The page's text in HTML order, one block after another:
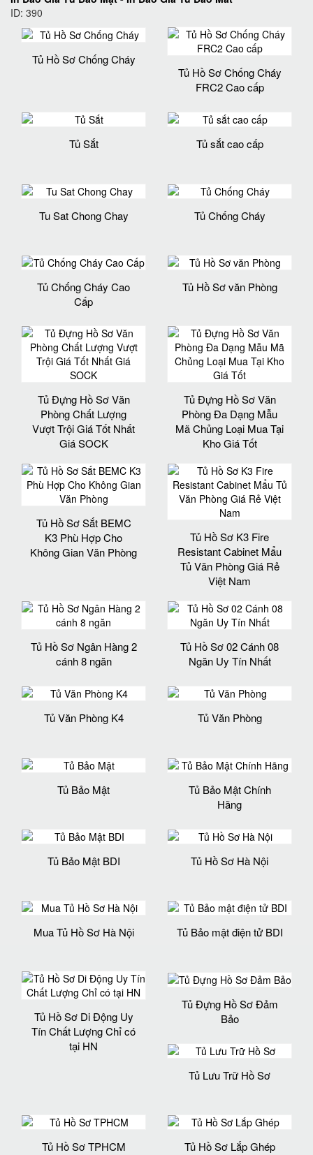
ID: 390
Tủ Hồ Sơ Chống Cháy
Tủ Hồ Sơ Chống Cháy
FRC2 Cao cấp
Tủ Sắt Tủ sắt cao cấp
Tu Sat Chong Chay Tủ Chống Cháy
Tủ Chống Cháy Cao
Cấp
Tủ Hồ Sơ văn Phòng
Tủ Đựng Hồ Sơ Văn
Phòng Chất Lượng
Vượt Trội Giá Tốt Nhất
Giá SOCK
Tủ Đựng Hồ Sơ Văn
Phòng Đa Dạng Mẫu
Mã Chủng Loại Mua Tại
Kho Giá Tốt
Tủ Hồ Sơ Sắt BEMC
K3 Phù Hợp Cho
Không Gian Văn Phòng
Tủ Hồ Sơ K3 Fire
Resistant Cabinet Mẩu
Tủ Văn Phòng Giá Rẻ
Việt Nam
Tủ Hồ Sơ Ngân Hàng 2
cánh 8 ngăn
Tủ Hồ Sơ 02 Cánh 08
Ngăn Uy Tín Nhất
Tủ Văn Phòng K4 Tủ Văn Phòng
Tủ Bảo Mật
Tủ Bảo Mật Chính
Hãng
Tủ Bảo Mật BDI Tủ Hồ Sơ Hà Nội
Mua Tủ Hồ Sơ Hà Nội Tủ Bảo mật điện tử BDI
Tủ Hồ Sơ Di Động Uy
Tín Chất Lượng Chỉ có
tại HN
Tủ Đựng Hồ Sơ Đảm
Bảo
Tủ Lưu Trữ Hồ Sơ
Tủ Hồ Sơ TPHCM Tủ Hồ Sơ Lắp Ghép